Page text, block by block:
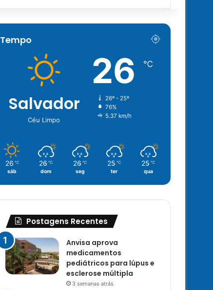
Tempo
Salvador
Céu Limpo
26 ℃
26º - 25º
76%
5.37 km/h
26 ℃
sáb
26 ℃
dom
26 ℃
seg
25 ℃
ter
25 ℃
qua
Postagens Recentes
Anvisa aprova
medicamentos
pediátricos para lúpus e
esclerose múltipla
3 semanas atrás